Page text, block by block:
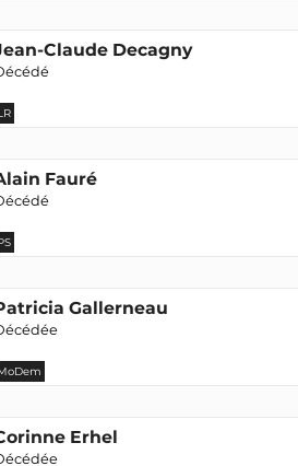
Claude Decagny
Fauré
Gallerneau
Erhel